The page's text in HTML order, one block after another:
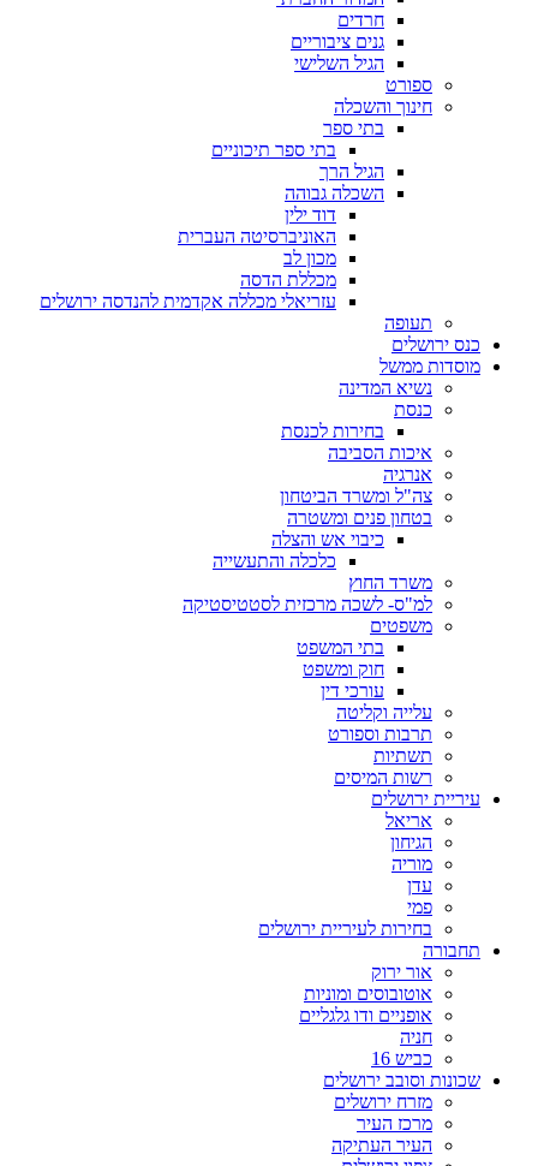
חרדים
גנים ציבוריים
הגיל השלישי
ספורט
חינוך והשכלה
בתי ספר
בתי ספר תיכוניים
הגיל הרך
השכלה גבוהה
דוד ילין
האוניברסיטה העברית
מכון לב
מכללת הדסה
עזריאלי מכללה אקדמית להנדסה ירושלים
תעופה
כנס ירושלים
מוסדות ממשל
נשיא המדינה
כנסת
בחירות לכנסת
איכות הסביבה
אנרגיה
צה"ל ומשרד הביטחון
בטחון פנים ומשטרה
כיבוי אש והצלה
כלכלה והתעשייה
משרד החוץ
למ"ס- לשכה מרכזית לסטטיסטיקה
משפטים
בתי המשפט
חוק ומשפט
עורכי דין
עלייה וקליטה
תרבות וספורט
תשתיות
רשות המיסים
עיריית ירושלים
אריאל
הגיחון
מוריה
עדן
פמי
בחירות לעיריית ירושלים
תחבורה
אור ירוק
אוטובוסים ומוניות
אופניים ודו גלגליים
חניה
כביש 16
שכונות וסובב ירושלים
מזרח ירושלים
מרכז העיר
העיר העתיקה